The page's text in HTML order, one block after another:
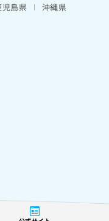
児島県 沖縄県